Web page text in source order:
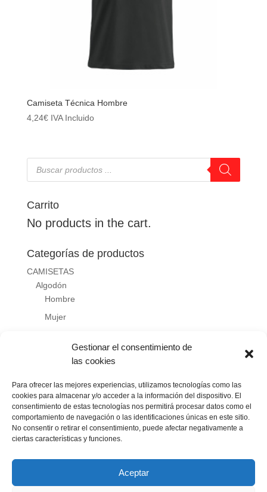
Gestionar el consentimiento de
las cookies
Para ofrecer las mejores experiencias, utilizamos tecnologías como las
cookies para almacenar y/o acceder a la información del dispositivo. El
consentimiento de estas tecnologías nos permitirá procesar datos como el
comportamiento de navegación o las identificaciones únicas en este sitio.
No consentir o retirar el consentimiento, puede afectar negativamente a
ciertas características y funciones.
Aceptar
Camiseta Técnica Hombre
4,24€ IVA Incluido
Búsqueda
Carrito
No products in the cart.
Categorías de productos
CAMISETAS
Algodón
Hombre
Mujer
Hombre
Mujer
Niño
ROPA DEPORTIVA
SUDADERAS